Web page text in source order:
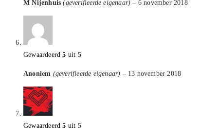
M Nijenhuis(geverifieerde eigenaar) – 6 november 2018
Gewaardeerd5 uit 5
Anoniem (geverifieerde eigenaar) – 13 november 2018
Gewaardeerd5 uit 5